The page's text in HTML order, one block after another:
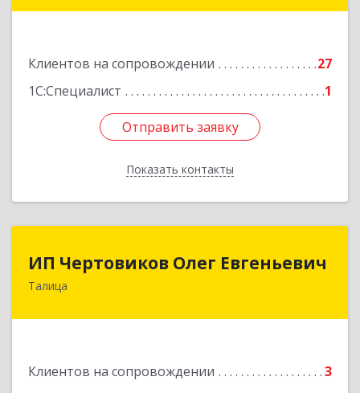
Клиентов на сопровождении
27
1С:Специалист
1
Отправить заявку
Показать контакты
Отправить заявку
Назад
ИП Чертовиков Олег Евгеньевич
Талица
Клиентов на сопровождении 3
623640, Свердловская обл, Талица г, Ленина ул,